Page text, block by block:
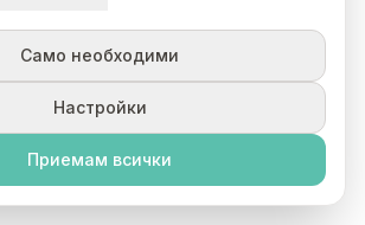
Само необходими
Настройки
Приемам всички